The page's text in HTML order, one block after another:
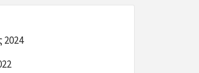
2024